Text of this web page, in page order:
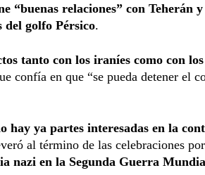
“buenas relaciones” con Teherán
del golfo Pérsico.
tanto con los iraníes como con los
confía en que “se pueda detener el
hay ya partes interesadas en la
al término de las celebraciones
nazi en la Segunda Guerra